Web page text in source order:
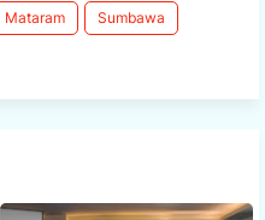
Mataram Sumbawa